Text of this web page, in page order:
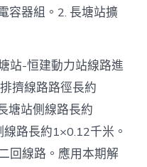
容器組。2. 長塘站擴
站-恒建動力站線路進
擠線路路徑長約
塘站側線路長約
路長約1×0.12千米。
回線路。應用本期解